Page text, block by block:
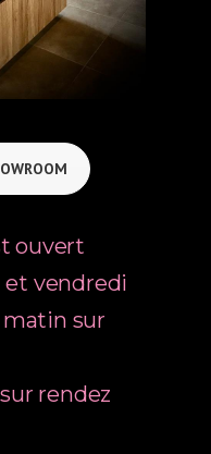
ouvert
et vendredi
matin sur
rendez